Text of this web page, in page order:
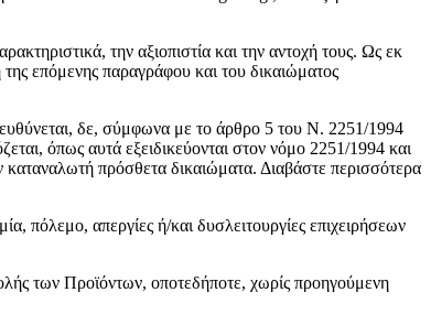
την αξιοπιστία και την αντοχή τους. Ως εκ
επόμενης παραγράφου και του δικαιώματος
δε, σύμφωνα με το άρθρο 5 του Ν. 2251/1994
όπως αυτά εξειδικεύονται στον νόμο 2251/1994 και
πρόσθετα δικαιώματα. Διαβάστε περισσότερα
πόλεμο, απεργίες ή/και δυσλειτουργίες επιχειρήσεων
των Προϊόντων, οποτεδήποτε, χωρίς προηγούμενη